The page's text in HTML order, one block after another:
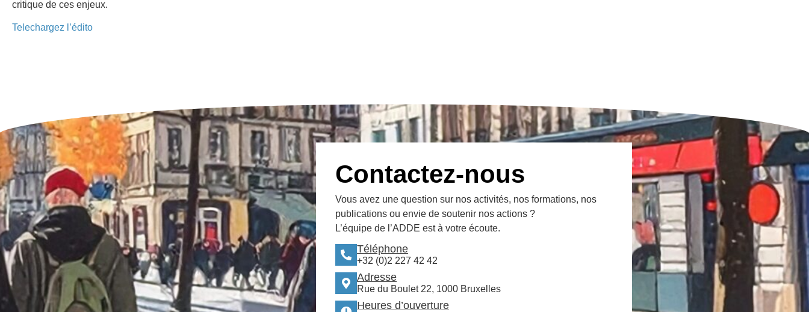
critique de ces enjeux.
Telechargez l’édito
Contactez-nous
Vous avez une question sur nos activités, nos formations, nos
publications ou envie de soutenir nos actions ?
L’équipe de l’ADDE est à votre écoute.
Téléphone
+32 (0)2 227 42 42
Adresse
Rue du Boulet 22, 1000 Bruxelles
Heures d’ouverture